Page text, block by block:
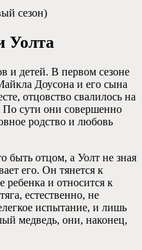
сезон)
Уолта
и детей. В первом сезоне
Доусона и его сына
отцовство свалилось на
сути они совершенно
родство и любовь
быть отцом, а Уолт не зная
его. Он тянется к
и относится к
естественно, не
испытание, и лишь
медведь, они, наконец,